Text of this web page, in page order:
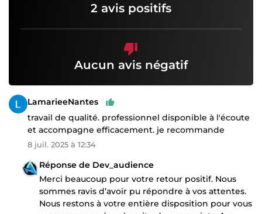
2 avis positifs
Aucun avis négatif
LamarieeNantes
travail de qualité. professionnel disponible à l'écoute
et accompagne efficacement. je recommande
8 juil. 2025 à 12:34
Réponse de Dev_audience
Merci beaucoup pour votre retour positif. Nous
sommes ravis d’avoir pu répondre à vos attentes.
Nous restons à votre entière disposition pour vous